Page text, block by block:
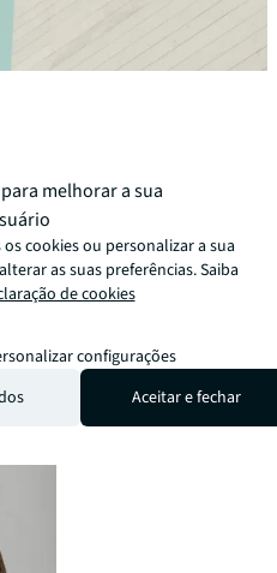
em Energia
os nossos clientes a
energia renovável.
melhorar a sua
cookies ou personalizar a sua
as suas preferências. Saiba
de cookies
configurações
Aceitar e fechar